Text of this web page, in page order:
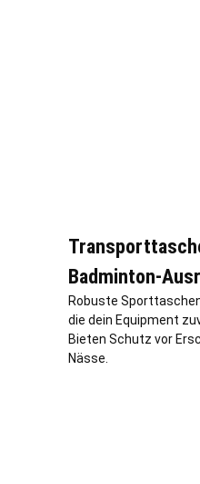
Badminton-
Robuste
die dein Equipment
Bieten Schutz vor
Nässe.